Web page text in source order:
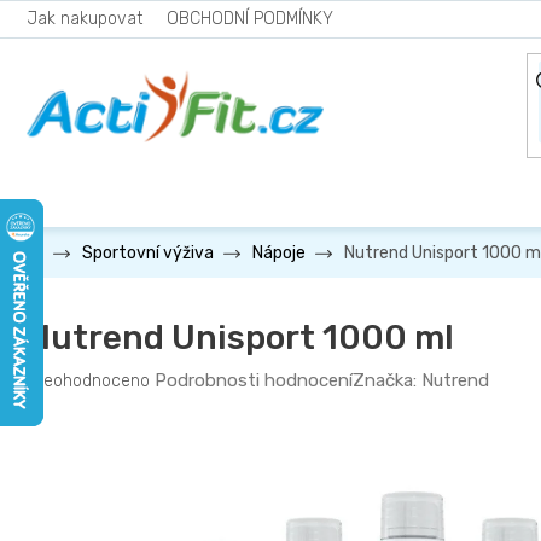
Přejít
na
Jak nakupovat OBCHODNÍ PODMÍNKY
Sportovní výživa Nápoje Nutrend Unisport 1000 ml
Nutrend Unisport 1000 ml
Průměrné
hodnocení
produktu
Neohodnoceno Podrobnosti hodnoceníZnačka: Nutrend